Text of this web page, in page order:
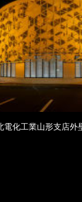
電化工業山形支店外